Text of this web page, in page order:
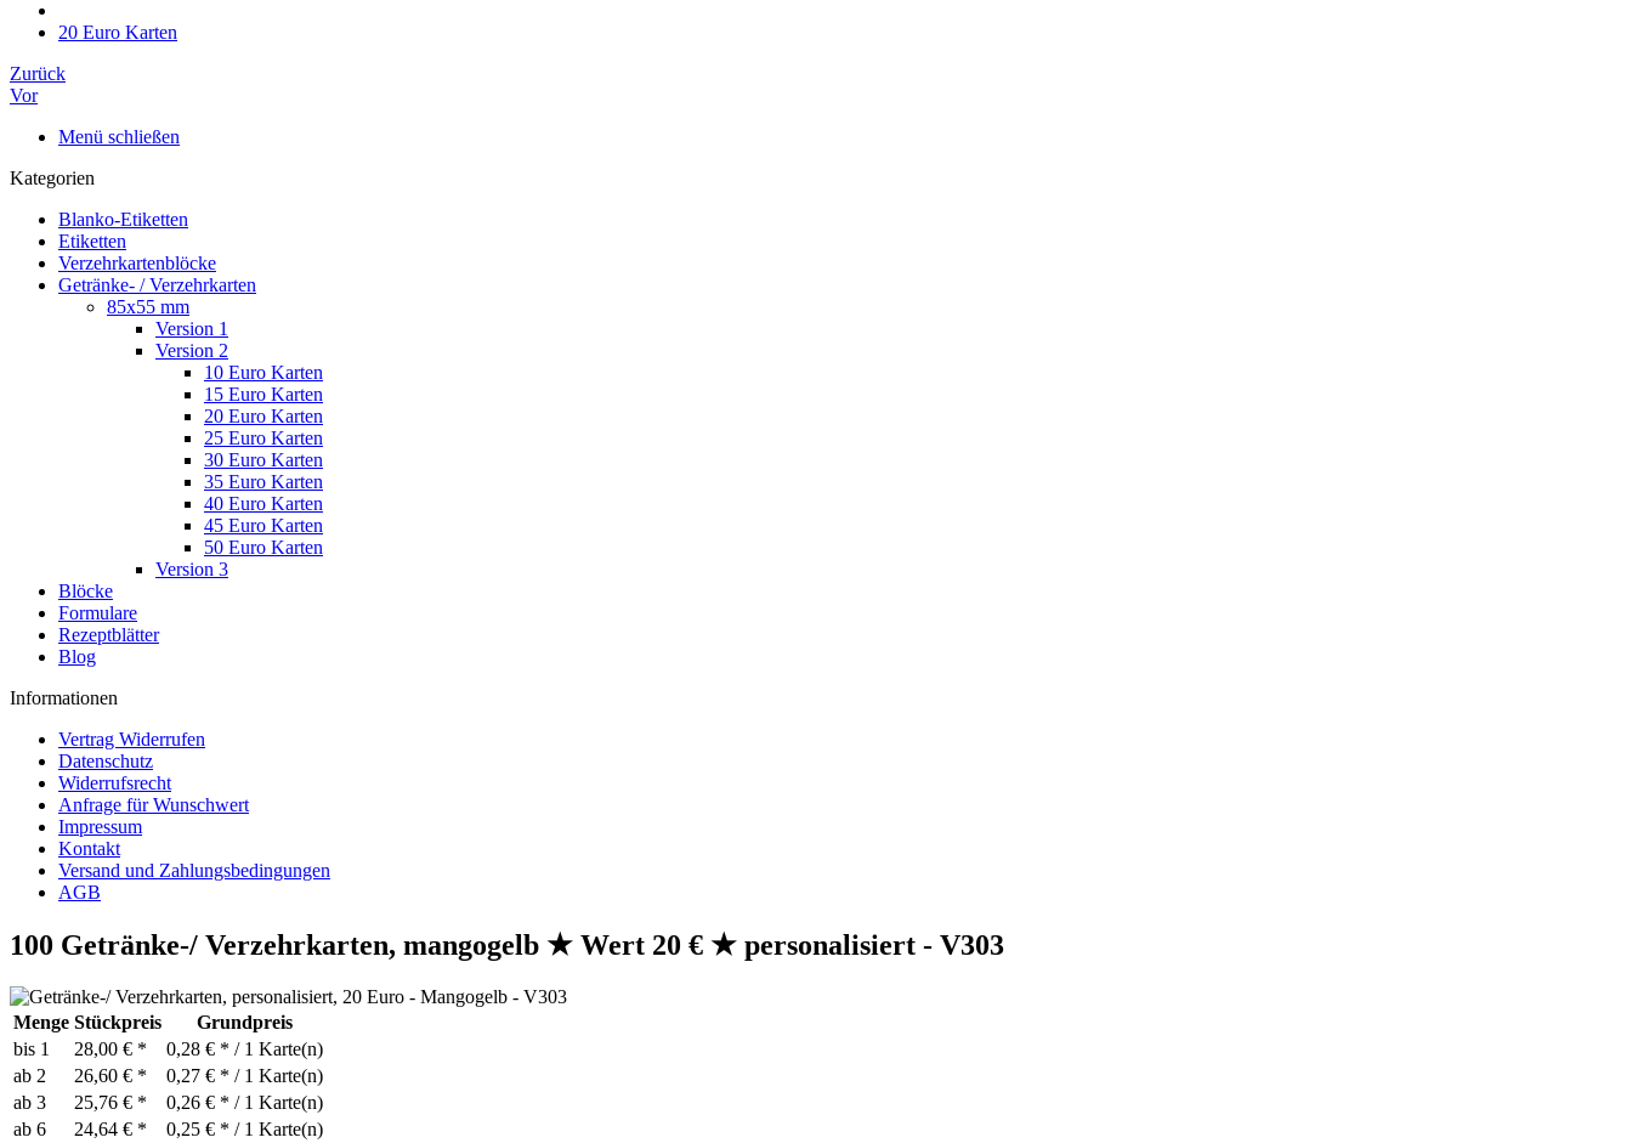
20 Euro Karten
Zurück
Vor
Menü schließen
Kategorien
Blanko-Etiketten
Etiketten
Verzehrkartenblöcke
Getränke- / Verzehrkarten
85x55 mm
Version 1
Version 2
10 Euro Karten
15 Euro Karten
20 Euro Karten
25 Euro Karten
30 Euro Karten
35 Euro Karten
40 Euro Karten
45 Euro Karten
50 Euro Karten
Version 3
Blöcke
Formulare
Rezeptblätter
Blog
Informationen
Vertrag Widerrufen
Datenschutz
Widerrufsrecht
Anfrage für Wunschwert
Impressum
Kontakt
Versand und Zahlungsbedingungen
AGB
100 Getränke-/ Verzehrkarten, mangogelb ★ Wert 20 € ★ personalisiert - V303
Menge Stückpreis
Grundpreis
bis 1 28,00 € *
0,28 € * / 1 Karte(n)
ab 2 26,60 € *
0,27 € * / 1 Karte(n)
ab 3 25,76 € *
0,26 € * / 1 Karte(n)
ab 6 24,64 € *
0,25 € * / 1 Karte(n)